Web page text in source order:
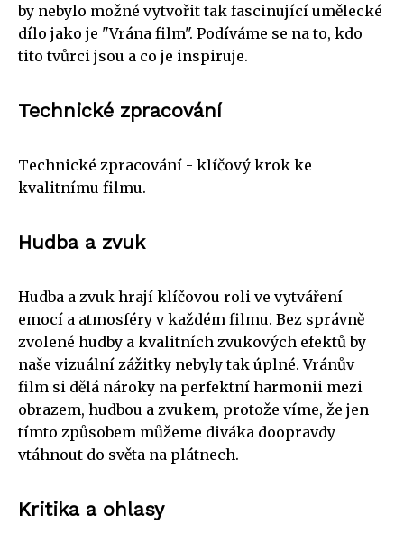
by nebylo možné vytvořit tak fascinující umělecké
dílo jako je "Vrána film". Podíváme se na to, kdo
tito tvůrci jsou a co je inspiruje.
Technické zpracování
Technické zpracování - klíčový krok ke
kvalitnímu filmu.
Hudba a zvuk
Hudba a zvuk hrají klíčovou roli ve vytváření
emocí a atmosféry v každém filmu. Bez správně
zvolené hudby a kvalitních zvukových efektů by
naše vizuální zážitky nebyly tak úplné. Vránův
film si dělá nároky na perfektní harmonii mezi
obrazem, hudbou a zvukem, protože víme, že jen
tímto způsobem můžeme diváka doopravdy
vtáhnout do světa na plátnech.
Kritika a ohlasy